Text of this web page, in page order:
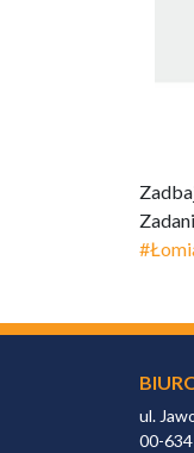
ul.
00-634